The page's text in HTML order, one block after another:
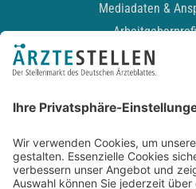
Mediadaten &
Recruiting-
Kontakt